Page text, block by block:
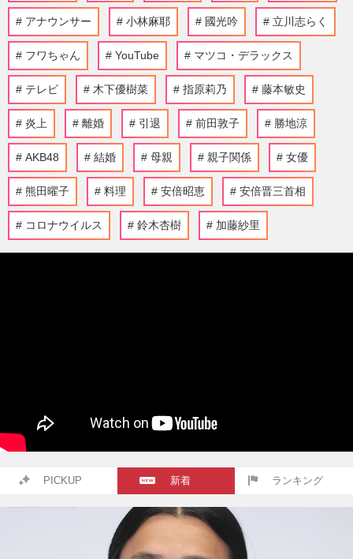
アナウンサー 小林麻耶 國光吟 立川志らく
フワちゃん YouTube マツコ・デラックス
テレビ 木下優樹菜 指原莉乃 藤本敏史
炎上 離婚 引退 前田敦子 勝地涼
AKB48 結婚 母親 親子関係 女優
熊田曜子 料理 安倍昭恵 安倍晋三首相
コロナウイルス 鈴木杏樹 加藤紗里
PICKUP 新着 ランキング